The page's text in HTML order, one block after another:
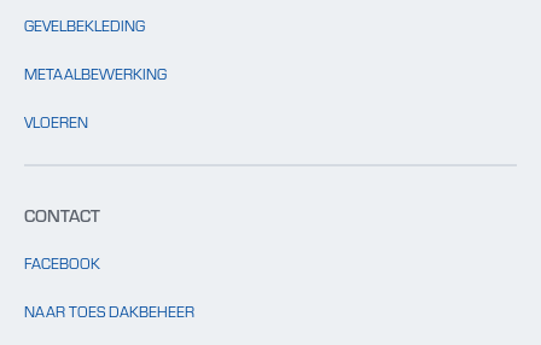
GEVELBEKLEDING
METAALBEWERKING
VLOEREN
CONTACT
FACEBOOK
NAAR TOES DAKBEHEER